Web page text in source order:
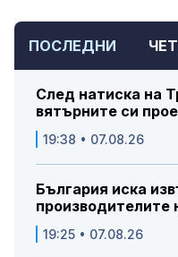
ПОСЛЕДНИ
След натиска на
вятърните си
19:38 • 07.08.26
България иска
производителите
19:25 • 07.08.26